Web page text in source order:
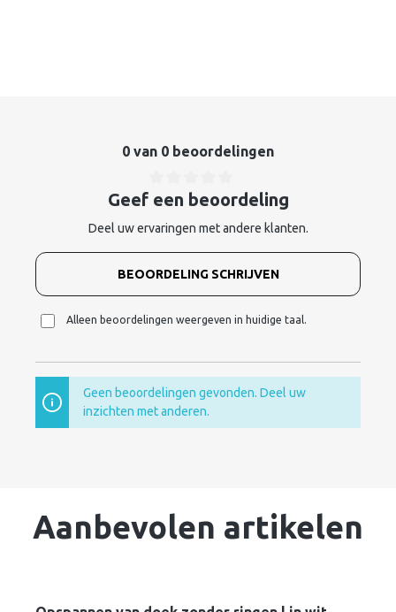
0 van 0 beoordelingen
Geef een beoordeling
Deel uw ervaringen met andere klanten.
BEOORDELING SCHRIJVEN
Alleen beoordelingen weergeven in huidige taal.
Geen beoordelingen gevonden. Deel uw
inzichten met anderen.
Aanbevolen artikelen